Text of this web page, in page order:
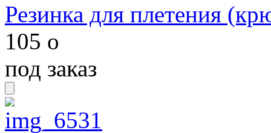
Резинка для плетения
105 o
под заказ